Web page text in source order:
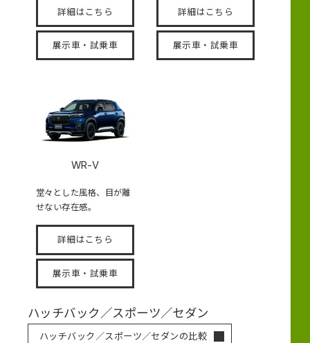
詳細はこちら
展示車・試乗車
詳細はこちら
展示車・試乗車
WR-V
堂々とした風格、目が離
せない存在感。
詳細はこちら
展示車・試乗車
ハッチバック／スポーツ／セダン
ハッチバック／スポーツ／セダンの比較